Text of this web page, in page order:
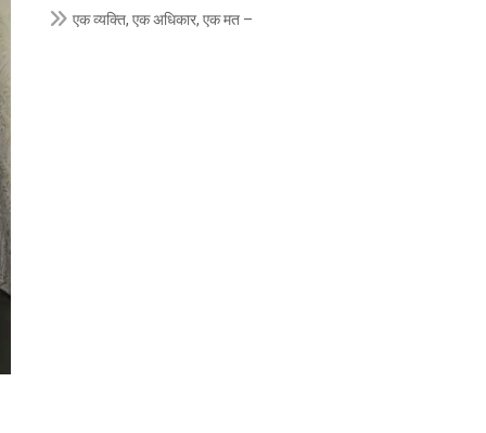
एक व्यक्ति, एक अधिकार, एक मत –